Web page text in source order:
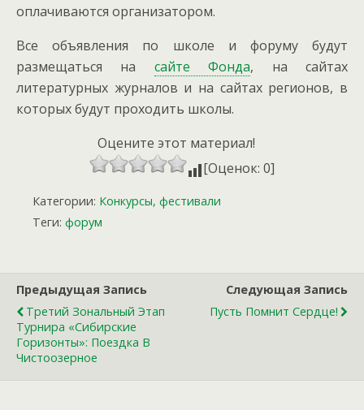
оплачиваются организатором.
Все объявления по школе и форуму будут
размещаться на сайте Фонда, на сайтах
литературных журналов и на сайтах регионов, в
которых будут проходить школы.
Оцените этот материал!
[Оценок: 0]
Категории: Конкурсы, фестивали
Теги: форум
Предыдущая Запись
Третий Зональный Этап
Турнира «Сибирские
Горизонты»: Поездка В
Чистоозерное
Следующая Запись
Пусть Помнит Сердце!